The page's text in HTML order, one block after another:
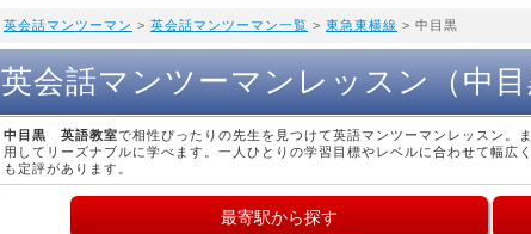
英会話マンツーマン > 英会話マンツーマン一覧 > 東急東横線 > 中目黒
英会話マンツーマンレッスン（中
中目黒 英語教室で相性ぴったりの先生を見つけて英語マンツーマンレッスン。
用してリーズナブルに学べます。一人ひとりの学習目標やレベルに合わせて幅
も定評があります。
最寄駅から探す